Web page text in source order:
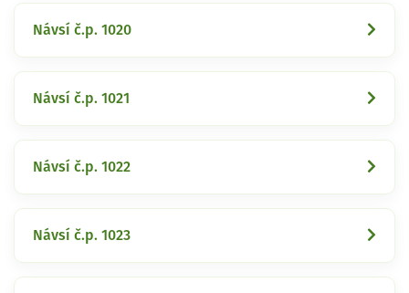
Návsí č.p. 1020
Návsí č.p. 1021
Návsí č.p. 1022
Návsí č.p. 1023